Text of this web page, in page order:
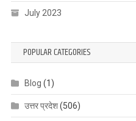
July 2023
POPULAR CATEGORIES
Blog (1)
उत्तर प्रदेश(506)